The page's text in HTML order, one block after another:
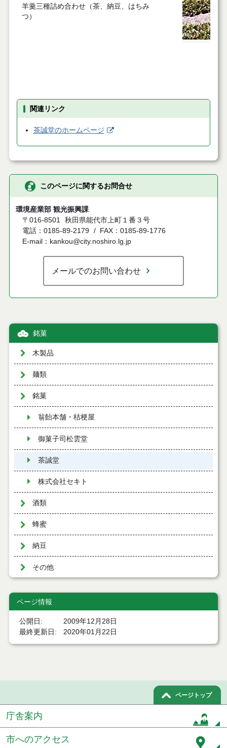
羊羹三種詰め合わせ（茶、納豆、はちみ
つ）
関連リンク
茶誠堂のホームページ
このページに関するお問合せ
環境産業部 観光振興課
〒016-8501
秋田県能代市上町１番３号
電話：0185-89-2179
FAX：0185-89-1776
E-mail：kankou@city.noshiro.lg.jp
メールでのお問い合わせ
銘菓
木製品
麺類
銘菓
翁飴本舗・桔梗屋
御菓子司松雲堂
茶誠堂
株式会社セキト
酒類
蜂蜜
納豆
その他
ページ情報
公開日
2009年12月28日
最終更新日
2020年01月22日
ページトップ
庁舎案内
市へのアクセス